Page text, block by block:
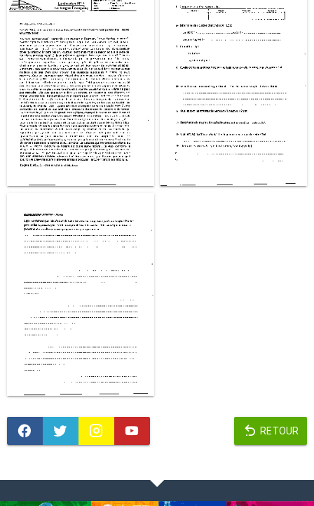
RETOUR